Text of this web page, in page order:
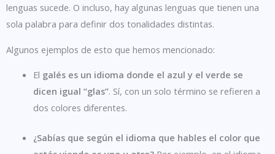
lenguas sucede. O incluso, hay algunas lenguas que tienen una
sola palabra para definir dos tonalidades distintas.
Algunos ejemplos de esto que hemos mencionado:
El galés es un idioma donde el azul y el verde se
dicen igual “glas”. Sí, con un solo término se refieren a
dos colores diferentes.
¿Sabías que según el idioma que hables el color que